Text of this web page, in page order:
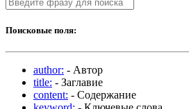
Поисковые поля:
author: - Автор
title: - Заглавие
content: - Содержание